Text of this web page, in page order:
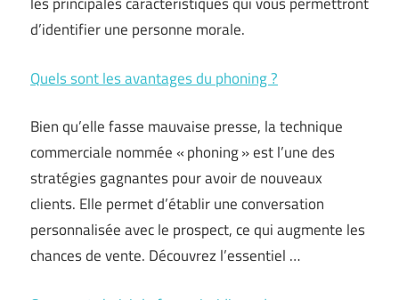
d’identifier une personne morale.
Quels sont les avantages du phoning ?
Bien qu’elle fasse mauvaise presse, la technique
commerciale nommée « phoning » est l’une des
stratégies gagnantes pour avoir de nouveaux
clients. Elle permet d’établir une conversation
personnalisée avec le prospect, ce qui augmente les
chances de vente. Découvrez l’essentiel …